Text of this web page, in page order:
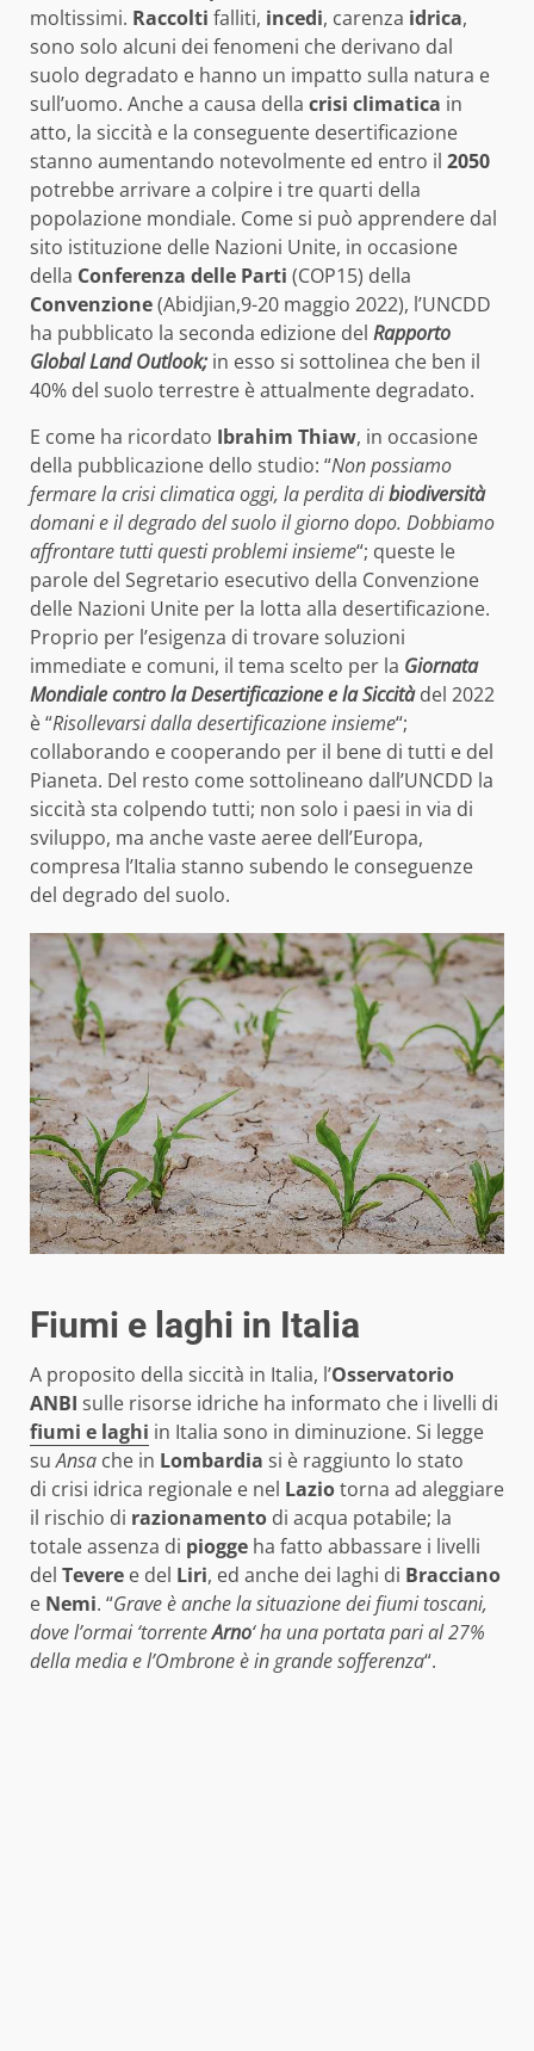
moltissimi. Raccolti falliti, incedi, carenza idrica,
sono solo alcuni dei fenomeni che derivano dal
suolo degradato e hanno un impatto sulla natura e
sull’uomo. Anche a causa della crisi climatica in
atto, la siccità e la conseguente desertificazione
stanno aumentando notevolmente ed entro il 2050
potrebbe arrivare a colpire i tre quarti della
popolazione mondiale. Come si può apprendere dal
sito istituzione delle Nazioni Unite, in occasione
della Conferenza delle Parti (COP15) della
Convenzione(Abidjian,9-20 maggio 2022), l’UNCDD
ha pubblicato la seconda edizione del Rapporto
Global Land Outlook;in esso si sottolinea che ben il
40% del suolo terrestre è attualmente degradato.
E come ha ricordato Ibrahim Thiaw, in occasione
della pubblicazione dello studio: “Non possiamo
fermare la crisi climatica oggi, la perdita dibiodiversità
domani e il degrado del suolo il giorno dopo. Dobbiamo
affrontare tutti questi problemi insieme“; queste le
parole del Segretario esecutivo della Convenzione
delle Nazioni Unite per la lotta alla desertificazione.
Proprio per l’esigenza di trovare soluzioni
immediate e comuni, il tema scelto per la Giornata
Mondiale contro la Desertificazione e la Siccitàdel 2022
è “Risollevarsi dalla desertificazione insieme“;
collaborando e cooperando per il bene di tutti e del
Pianeta. Del resto come sottolineano dall’UNCDD la
siccità sta colpendo tutti; non solo i paesi in via di
sviluppo, ma anche vaste aeree dell’Europa,
compresa l’Italia stanno subendo le conseguenze
del degrado del suolo.
Fiumi e laghi in Italia
A proposito della siccità in Italia, l’Osservatorio
ANBI sulle risorse idriche ha informato che i livelli di
fiumi e laghi in Italia sono in diminuzione. Si legge
suAnsa che in Lombardia si è raggiunto lo stato
di crisi idrica regionale e nel Laziotorna ad aleggiare
il rischio di razionamento di acqua potabile; la
totale assenza di piogge ha fatto abbassare i livelli
del Tevere e del Liri, ed anche dei laghi di Bracciano
e Nemi. “Grave è anche la situazione dei fiumi toscani,
dove l’ormai ‘torrenteArno‘ ha una portata pari al 27%
della media e l’Ombrone è in grande sofferenza“.